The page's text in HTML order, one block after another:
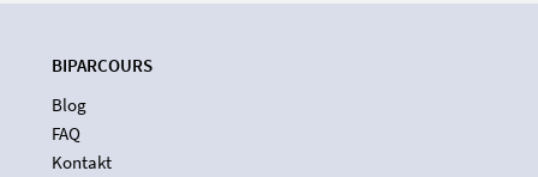
BIPARCOURS
Blog
FAQ
Kontakt